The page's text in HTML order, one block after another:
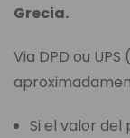
Grecia.
Via DPD ou
Si el valor